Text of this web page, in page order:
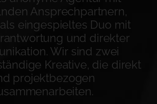
Ansprechpartnern,
eingespieltes Duo mit
und direkter
Wir sind zwei
Kreative, die direkt
projektbezogen